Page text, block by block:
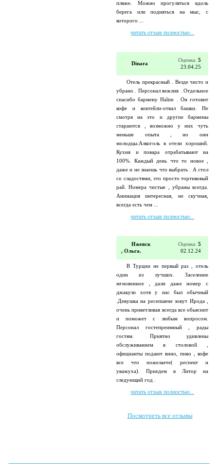
пляже. Можно прогуляться вдоль
берега или подняться на мыс, с
которого ...
читать отзыв полностью...
Dinara
Оценка: 5
23.04.25
Отель прекрасный . Везде чисто и
убрано . Персонал вежлив . Отдельное
спасибо бармену Halim . Он готовит
кофе и коктейли-отвал башки. Не
смотря на это и другие бармены
стараются , возможно у них чуть
меньше опыта , но они
молодцы.Алкоголь в отели хороший.
Кухня и повара отрабатывают на
100%. Каждый день что то новое ,
даже и не знаешь что выбрать . А стол
со сладостями, это просто тортиковый
рай. Номера чистые , убраны всегда.
Анимация интересная, не скучная,
всегда есть чем ...
читать отзыв полностью...
Ижевск
, Ольга.
Оценка: 5
02.12.24
В Турции не первый раз , отель
один из лучших. Заселение
мгновенное , дали даже номер с
джакузи хотя у нас был обычный
.Девушка на ресепшене зовут Ирода ,
очень приветливая всегда все обьяснит
и поможет с любым вопросом.
Персонал гостепреимный , рады
гостям. Приятно удивлены
обслуживанием в столовой ,
официанты подают вино, пиво , кофе
все что пожелаете( респект и
уважуха). Приедем в Литор на
следующий год .
читать отзыв полностью...
Посмотреть все отзывы